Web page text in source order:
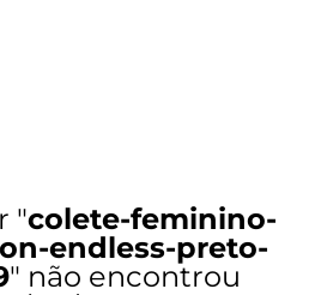
colete-feminino-
endless-preto-